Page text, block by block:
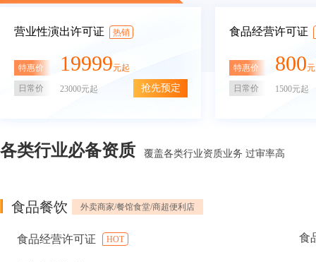
营业性演出许可证 热销
特惠价 19999元起
日常价 23000元起 抢先预定
食品经营许可证
特惠价 800
日常价 1500元起
各类行业必备资质 覆盖各类行业资质业务 过审率高
食品餐饮 外卖商家/餐馆食堂/商超便利店
食品经营许可证 HOT 食